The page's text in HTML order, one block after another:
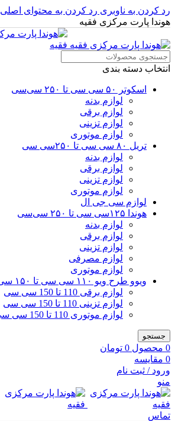
رد کردن به ناوبری رد کردن به محتوای اصلی
هوندا پارت مرکزی فقیه
انتخاب دسته بندی
اسکوتر ۵۰ سی سی تا ۲۵۰ سی‌سی
لوازم بدنه
لوازم برقی
لوازم تزینی
لوازم موتوری
تریل ۸۰ سی سی تا ۲۵۰سی سی
لوازم بدنه
لوازم برقی
لوازم تزینی
لوازم موتوری
لوازم سی جی ال
هوندا ۱۲۵سی سی تا ۲۵۰ سی‌سی
لوازم بدنه
لوازم برقی
لوازم تزینی
لوازم مصرفی
لوازم موتوری
ویوو طرح ویو ۱۱۰ سی سی تا ۱۵۰ سی سی
لوازم برقی 110 تا 150 سی سی
لوازم تزینی 110 تا 150 سی سی
لوازم موتوری 110 تا 150 سی سی
جستجو
0 محصول 0 تومان
0 مقایسه
ورود / ثبت نام
منو
تماس